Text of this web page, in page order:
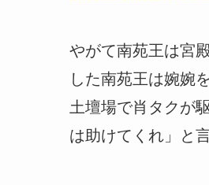
やがて南苑王は宮
した南苑王は婉婉
土壇場で肖タクが
は助けてくれ」と